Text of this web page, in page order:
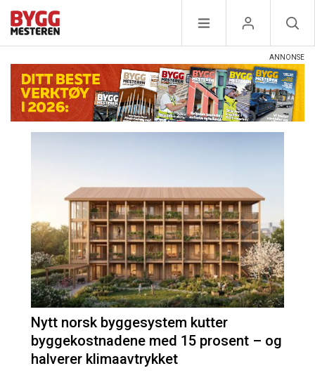
Nytt norsk byggesystem kutter
byggekostnadene med 15 prosent – og
halverer klimaavtrykket